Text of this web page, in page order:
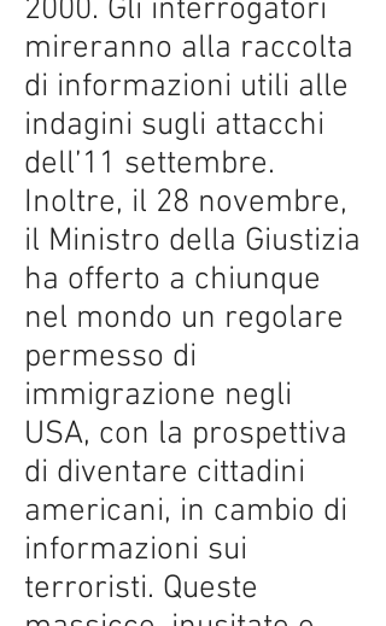
2000. Gli interrogatori
mireranno alla raccolta
di informazioni utili alle
indagini sugli attacchi
dell’11 settembre.
Inoltre, il 28 novembre,
il Ministro della Giustizia
ha offerto a chiunque
nel mondo un regolare
permesso di
immigrazione negli
USA, con la prospettiva
di diventare cittadini
americani, in cambio di
informazioni sui
terroristi. Queste